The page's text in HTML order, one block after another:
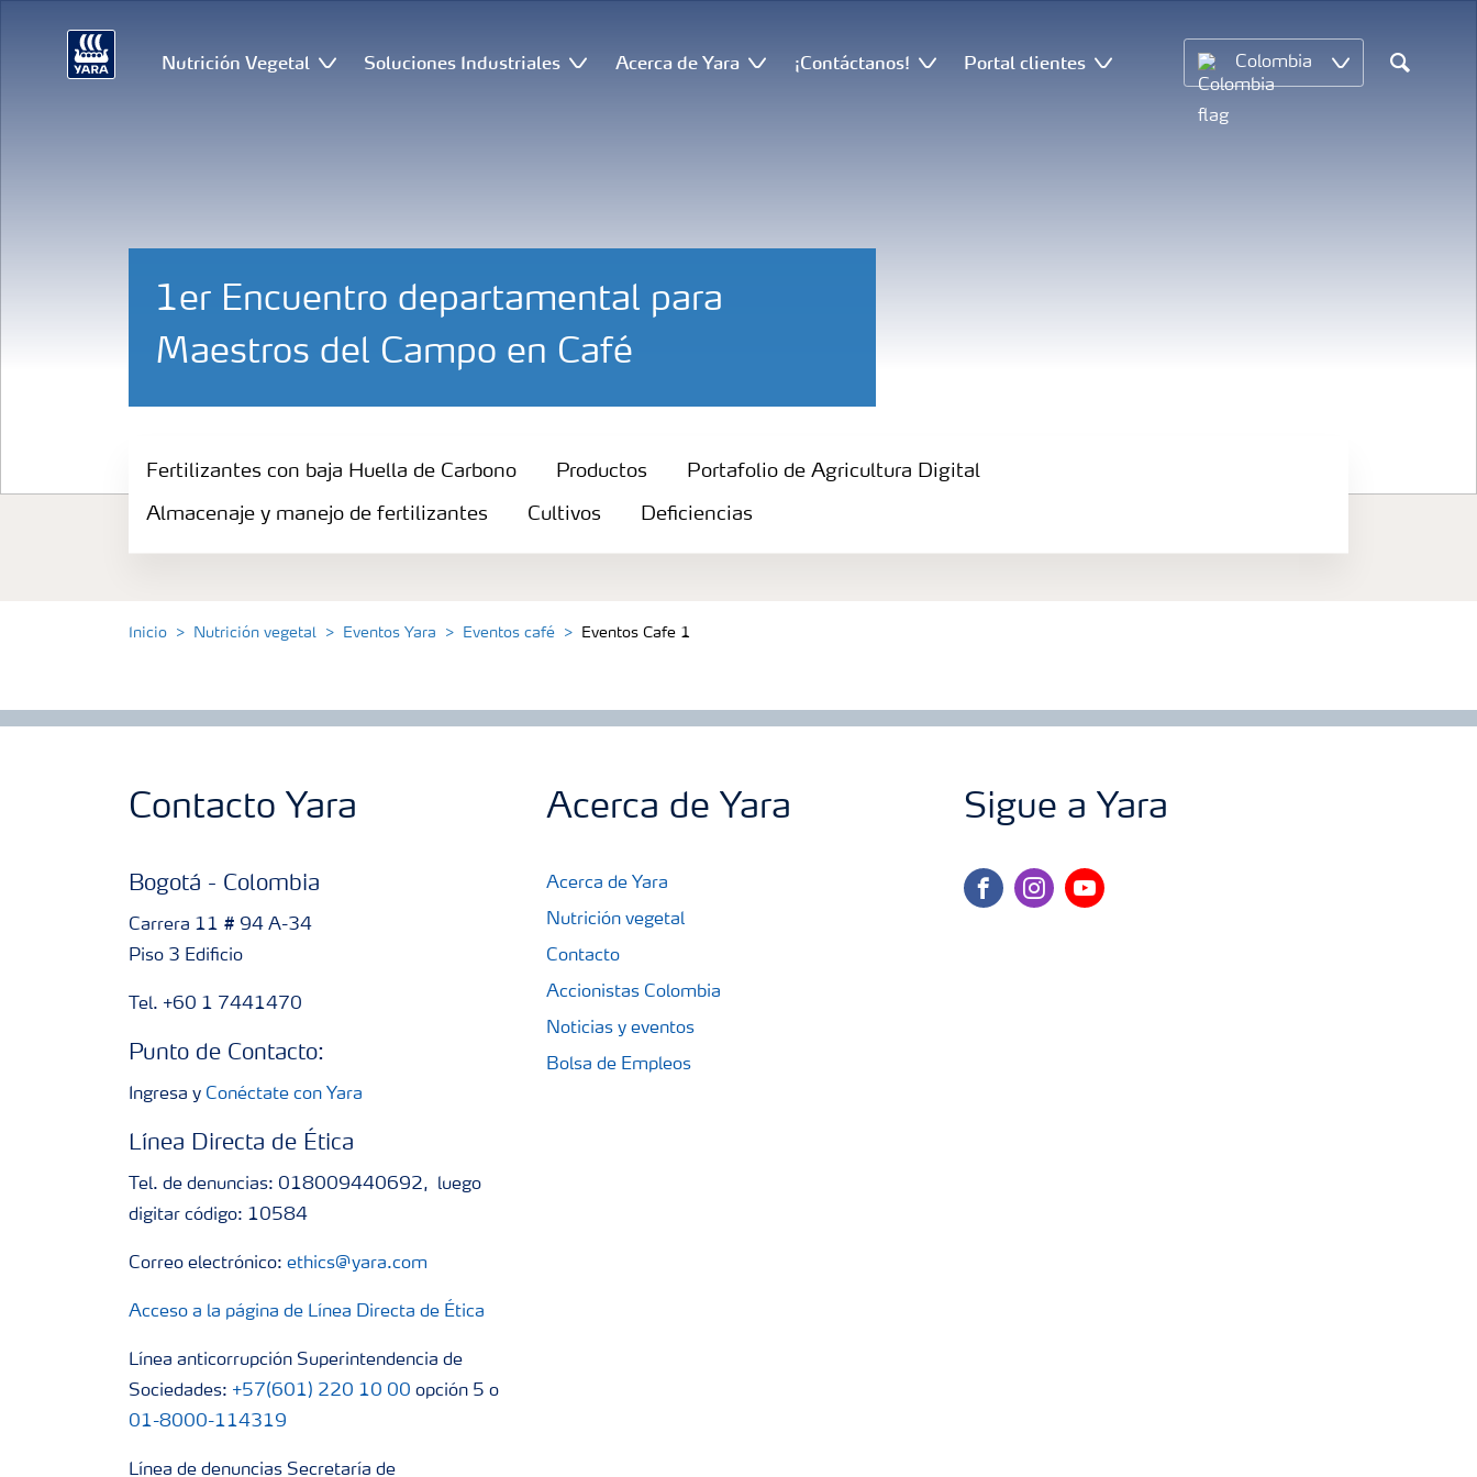
Nutrición Vegetal Soluciones Industriales Acerca de Yara ¡Contáctanos! Portal clientes Colombia
Search
1er Encuentro departamental para
Maestros del Campo en Café
Productos
Cultivos
Deficiencias
Fertilizantes con baja Huella de Carbono Productos Portafolio de Agricultura Digital
Almacenaje y manejo de fertilizantes Cultivos Deficiencias
Inicio Nutrición vegetal Eventos Yara Eventos café Eventos Cafe 1
Contacto Yara
Bogotá - Colombia
Carrera 11 # 94 A-34
Piso 3 Edificio
Tel. +60 1 7441470
Punto de Contacto:
Ingresa y Conéctate con Yara
Línea Directa de Ética
Tel. de denuncias: 018009440692, luego
digitar código: 10584
Correo electrónico: ethics@yara.com
Acceso a la página de Línea Directa de Ética
Línea anticorrupción Superintendencia de
Sociedades: +57(601) 220 10 00 opción 5 o
01-8000-114319
Línea de denuncias Secretaría de
Acerca de Yara
Acerca de Yara
Nutrición vegetal
Contacto
Accionistas Colombia
Noticias y eventos
Bolsa de Empleos
Sigue a Yara
facebookinstagram
youtube